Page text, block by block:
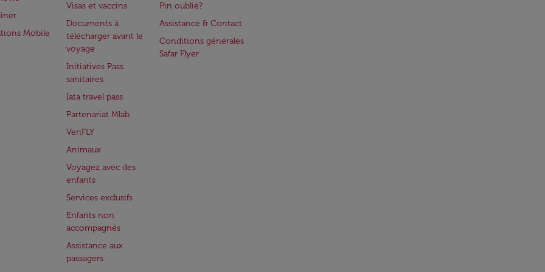
Mobile
Visas et vaccins
Documents à
télécharger avant le
voyage
Initiatives Pass
sanitaires
Iata travel pass
Partenariat Mlab
VeriFLY
Animaux
Voyagez avec des
enfants
Services exclusifs
Enfants non
accompagnés
Assistance aux
passagers
Pin oublié?
Assistance & Contact
Conditions générales
Safar Flyer